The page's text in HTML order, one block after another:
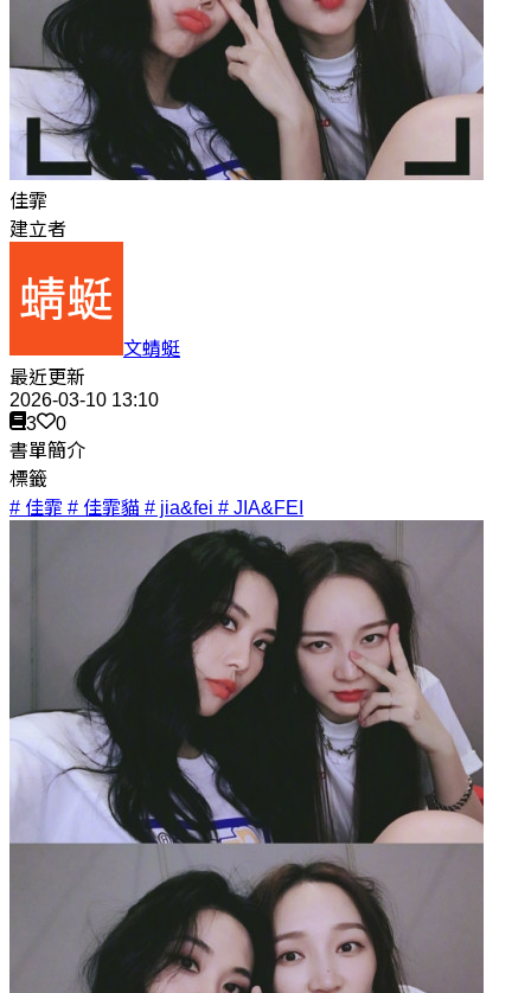
佳霏
建立者
文蜻蜓
最近更新
2026-03-10 13:10
3
0
書單簡介
標籤
# 佳霏 # 佳霏貓 # jia&fei # JIA&FEI